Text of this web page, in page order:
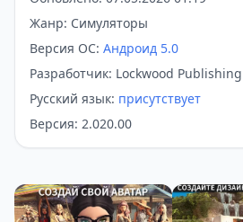
Жанр: Симуляторы
Версия ОС: Андроид 5.0
Разработчик: Lockwood Publishing
Русский язык: присутствует
Версия: 2.020.00